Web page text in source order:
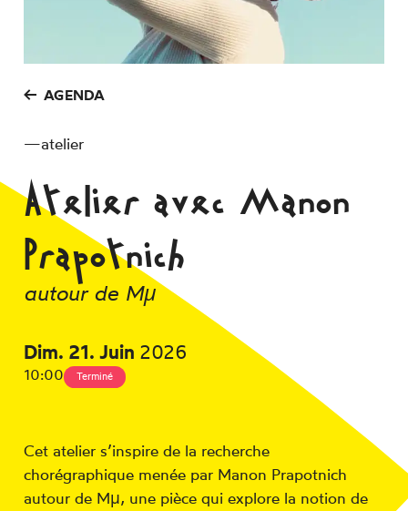
AGENDA
—atelier
Atelier avec Manon
Prapotnich
autour de Mµ
Dim. 21. Juin 2026
10:00 Terminé
Cet atelier s’inspire de la recherche
chorégraphique menée par Manon Prapotnich
autour de Mµ, une pièce qui explore la notion de
Inscription Newsletter
Espace technique